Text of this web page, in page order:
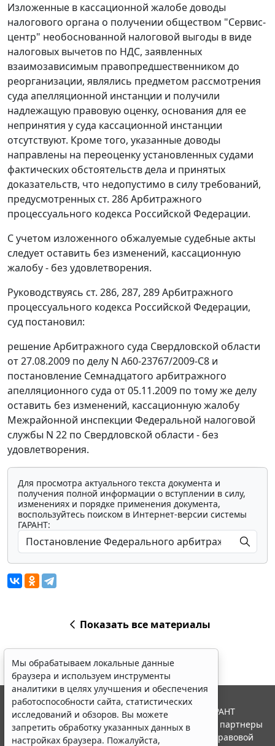
Изложенные в кассационной жалобе доводы
налогового органа о получении обществом "Сервис-
центр" необоснованной налоговой выгоды в виде
налоговых вычетов по НДС, заявленных
взаимозависимым правопредшественником до
реорганизации, являлись предметом рассмотрения
суда апелляционной инстанции и получили
надлежащую правовую оценку, основания для ее
непринятия у суда кассационной инстанции
отсутствуют. Кроме того, указанные доводы
направлены на переоценку установленных судами
фактических обстоятельств дела и принятых
доказательств, что недопустимо в силу требований,
предусмотренных ст. 286Арбитражного
процессуального кодекса Российской Федерации.
С учетом изложенного обжалуемые судебные акты
следует оставить без изменений, кассационную
жалобу - без удовлетворения.
Руководствуясь ст. 286, 287, 289Арбитражного
процессуального кодекса Российской Федерации,
суд постановил:
решение Арбитражного суда Свердловской области
от 27.08.2009 по делу N А60-23767/2009-С8 и
постановление Семнадцатого арбитражного
апелляционного суда от 05.11.2009 по тому же делу
оставить без изменений, кассационную жалобу
Межрайонной инспекции Федеральной налоговой
службы N 22 по Свердловской области - без
удовлетворения.
Для просмотра актуального текста документа и
получения полной информации о вступлении в силу,
изменениях и порядке применения документа,
воспользуйтесь поиском в Интернет-версии системы
ГАРАНТ:
Показать все материалы
Мы обрабатываем локальные данные
браузера и используем инструменты
аналитики в целях улучшения и обеспечения
работоспособности сайта, статистических
исследований и обзоров. Вы можете
запретить обработку указанных данных в
настройках браузера. Пожалуйста,
© ООО "НПП "ГАРАНТ-СЕРВИС", 2026. Система ГАРАНТ
выпускается с 1990 года. Компания "Гарант" и ее партнеры
являются участниками Российской ассоциации правовой